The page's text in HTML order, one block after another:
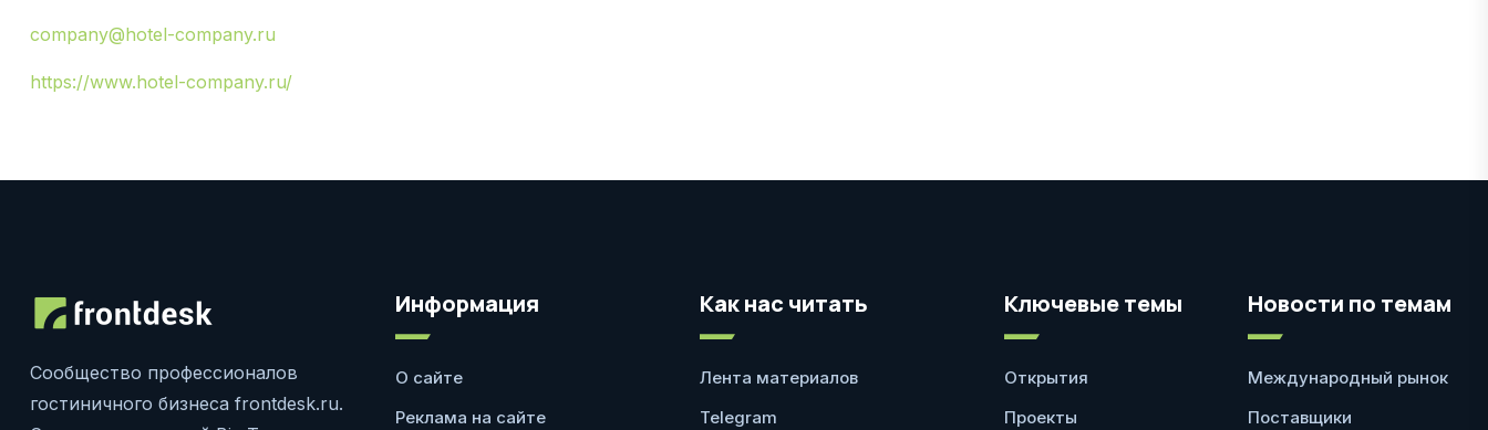
company@hotel-company.ru
https://www.hotel-company.ru/
Сообщество профессионалов
гостиничного бизнеса frontdesk.ru.
Информация
О сайте
Реклама на сайте
Как нас читать
Лента материалов
Telegram
Ключевые темы
Открытия
Проекты
Новости по темам
Международный рынок
Поставщики